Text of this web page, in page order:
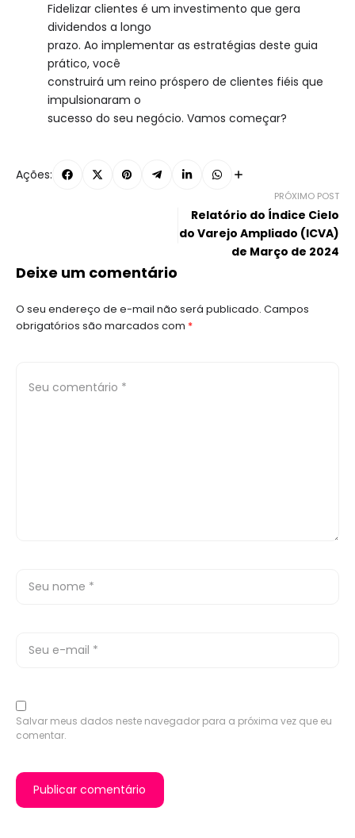
Fidelizar clientes é um investimento que gera
dividendos a longo
prazo. Ao implementar as estratégias deste guia
prático, você
construirá um reino próspero de clientes fiéis que
impulsionaram o
sucesso do seu negócio. Vamos começar?
Ações:
PRÓXIMO POST
Relatório do Índice Cielo
do Varejo Ampliado (ICVA)
de Março de 2024
Deixe um comentário
O seu endereço de e-mail não será publicado. Campos
obrigatórios são marcados com *
Salvar meus dados neste navegador para a próxima vez que eu
comentar.